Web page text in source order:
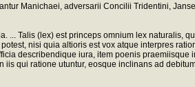
Manichaei, adversarii Concilii Tridentini,
... Talis (lex) est princeps omnium lex naturalis,
nisi quia altioris est vox atque interpres
describendique iura, item poenis praemiisque
qui ratione utuntur, eosque inclinans ad